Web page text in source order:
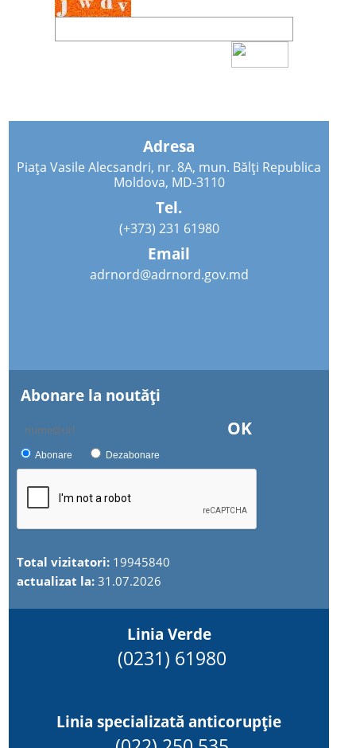
Adresa
Piața Vasile Alecsandri, nr. 8A, mun. Bălți Republica
Moldova, MD-3110
Tel.
(+373) 231 61980
Email
adrnord@adrnord.gov.md
Abonare la noutăţi
OK
Abonare Dezabonare
Total vizitatori: 19945840
actualizat la:31.07.2026
Linia Verde
(0231) 61980
Linia specializată anticorupție